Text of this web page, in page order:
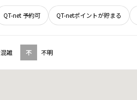
QT-net 予約可 QT-netポイントが貯まる
混雑 不 不明